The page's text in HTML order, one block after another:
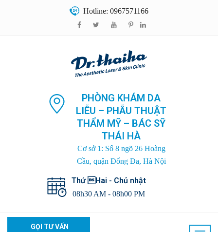
Hotline: 0967571166
PHÒNG KHÁM DA
LIỄU – PHẪU THUẬT
THẨM MỸ – BÁC SỸ
THÁI HÀ
Cơ sở 1: Số 8 ngõ 26 Hoàng
Cầu, quận Đống Đa, Hà Nội
Thứ Hai - Chủ nhật
08h30 AM - 08h00 PM
GỌI TƯ VẤN